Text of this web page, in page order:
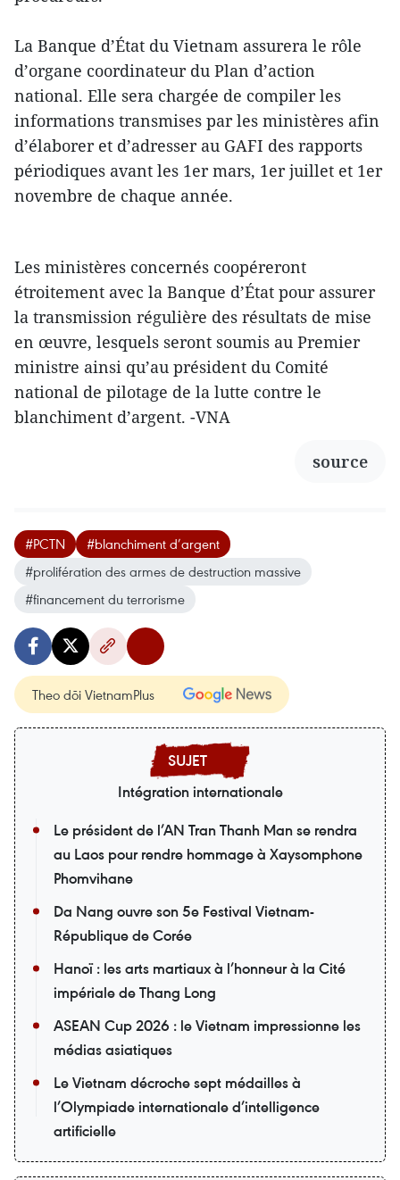
La Banque d’État du Vietnam assurera le rôle
d’organe coordinateur du Plan d’action
national. Elle sera chargée de compiler les
informations transmises par les ministères afin
d’élaborer et d’adresser au GAFI des rapports
périodiques avant les 1er mars, 1er juillet et 1er
novembre de chaque année.
Les ministères concernés coopéreront
étroitement avec la Banque d’État pour assurer
la transmission régulière des résultats de mise
en œuvre, lesquels seront soumis au Premier
ministre ainsi qu’au président du Comité
national de pilotage de la lutte contre le
blanchiment d’argent. -VNA
source
#PCTN
#blanchiment d’argent
#prolifération des armes de destruction massive
#financement du terrorisme
Theo dõi VietnamPlus
Intégration internationale
Le président de l’AN Tran Thanh Man se rendra
au Laos pour rendre hommage à Xaysomphone
Phomvihane
Da Nang ouvre son 5e Festival Vietnam-
République de Corée
Hanoï : les arts martiaux à l’honneur à la Cité
impériale de Thang Long
ASEAN Cup 2026 : le Vietnam impressionne les
médias asiatiques
Le Vietnam décroche sept médailles à
l’Olympiade internationale d’intelligence
artificielle